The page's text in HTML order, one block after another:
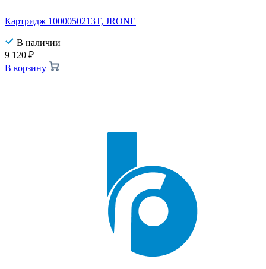
Картридж 1000050213T, JRONE
В наличии
9 120 ₽
В корзину